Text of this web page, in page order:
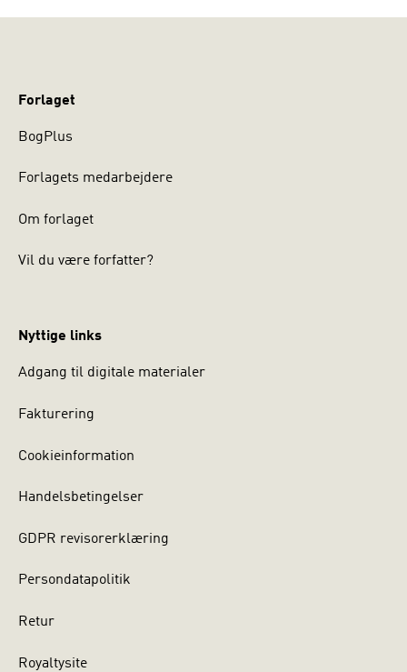
Forlaget
BogPlus
Forlagets medarbejdere
Om forlaget
Vil du være forfatter?
Nyttige links
Adgang til digitale materialer
Fakturering
Cookieinformation
Handelsbetingelser
GDPR revisorerklæring
Persondatapolitik
Retur
Royaltysite